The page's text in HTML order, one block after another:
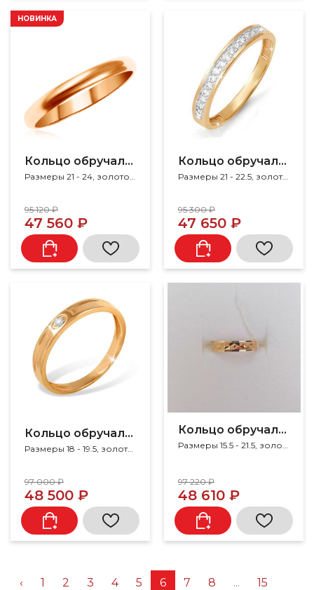
Кольцо обручальное
Размеры 21 - 24, золото 585
НОВИНКА
95 120 ₽
47 560 ₽
Кольцо обручальное
Размеры 21 - 22.5, золото 585, фианит
95 300 ₽
47 650 ₽
Кольцо обручальное
Размеры 18 - 19.5, золото 585, фианит
97 000 ₽
48 500 ₽
Кольцо обручальное
Размеры 15.5 - 21.5, золото 585
97 220 ₽
48 610 ₽
‹ 1 2 3 4 5 6 7 8 ...
15